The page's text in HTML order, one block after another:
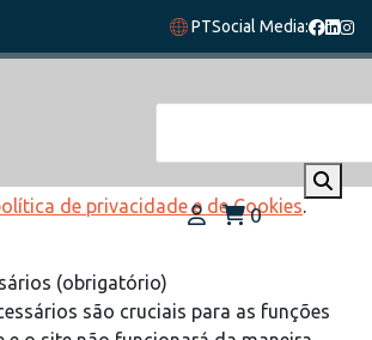
preferências de cookies
cookies estritamente necessários,
para lhe oferecer uma boa experiência
a todas as funcionalidades.
de privacidade e de Cookies.
(obrigatório)
são cruciais para as funções
PTSocial Media:
0